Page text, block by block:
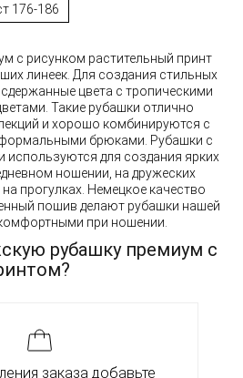
176-186
с рисунком растительный принт
линеек. Для создания стильных
цвета с тропическими
Такие рубашки отлично
и хорошо комбинируются с
брюками. Рубашки с
используются для создания ярких
ношении, на дружеских
прогулках. Немецкое качество
пошив делают рубашки нашей
при ношении.
рубашку премиум с
заказа добавьте